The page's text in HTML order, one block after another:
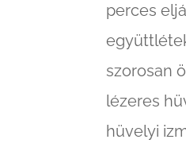
perces
szorosan
lézeres
hüvelyi